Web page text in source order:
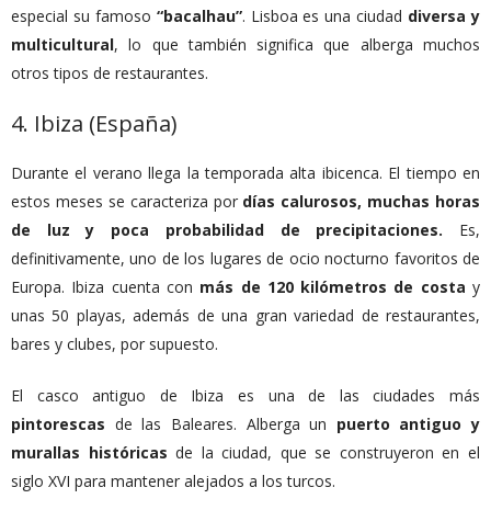
especial su famoso “bacalhau”. Lisboa es una ciudad diversa y
multicultural, lo que también significa que alberga muchos
otros tipos de restaurantes.
4. Ibiza (España)
Durante el verano llega la temporada alta ibicenca. El tiempo en
estos meses se caracteriza por días calurosos, muchas horas
de luz y poca probabilidad de precipitaciones. Es,
definitivamente, uno de los lugares de ocio nocturno favoritos de
Europa. Ibiza cuenta con más de 120 kilómetros de costa y
unas 50 playas, además de una gran variedad de restaurantes,
bares y clubes, por supuesto.
El casco antiguo de Ibiza es una de las ciudades más
pintorescas de las Baleares. Alberga un puerto antiguo y
murallas históricasde la ciudad, que se construyeron en el
siglo XVI para mantener alejados a los turcos.